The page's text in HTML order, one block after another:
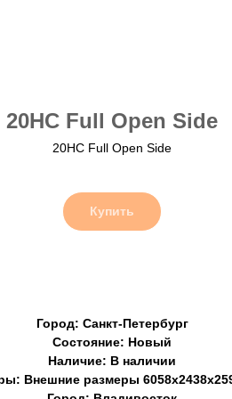
20HC Full Open Side
20HC Full Open Side
Купить
Город: Санкт-Петербург
Состояние: Новый
Наличие: В наличии
Внешние размеры